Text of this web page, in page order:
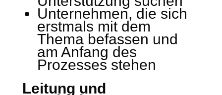
Unternehmen, die sich
erstmals mit dem
Thema befassen und
am Anfang des
Prozesses stehen
Leitung und